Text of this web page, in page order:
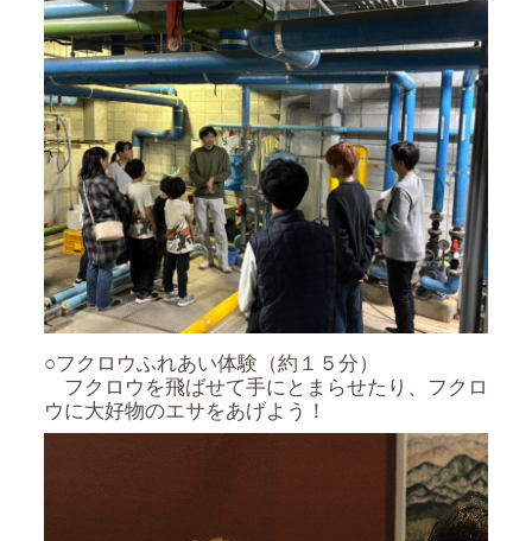
○フクロウふれあい体験（約１５分）
フクロウを飛ばせて手にとまらせたり、フクロ
ウに大好物のエサをあげよう！